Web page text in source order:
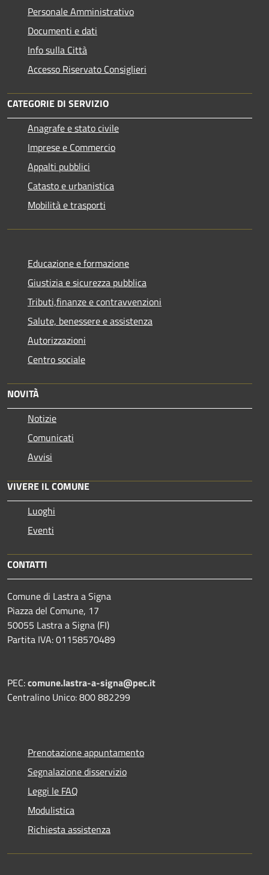
Personale Amministrativo
Documenti e dati
Info sulla Città
Accesso Riservato Consiglieri
CATEGORIE DI SERVIZIO
Anagrafe e stato civile
Imprese e Commercio
Appalti pubblici
Catasto e urbanistica
Mobilità e trasporti
Educazione e formazione
Giustizia e sicurezza pubblica
Tributi,finanze e contravvenzioni
Salute, benessere e assistenza
Autorizzazioni
Centro sociale
NOVITÀ
Notizie
Comunicati
Avvisi
VIVERE IL COMUNE
Luoghi
Eventi
CONTATTI
Comune di Lastra a Signa
Piazza del Comune, 17
50055 Lastra a Signa (FI)
Partita IVA: 01158570489
PEC:comune.lastra-a-signa@pec.it
Centralino Unico: 800 882299
Prenotazione appuntamento
Segnalazione disservizio
Leggi le FAQ
Modulistica
Richiesta assistenza